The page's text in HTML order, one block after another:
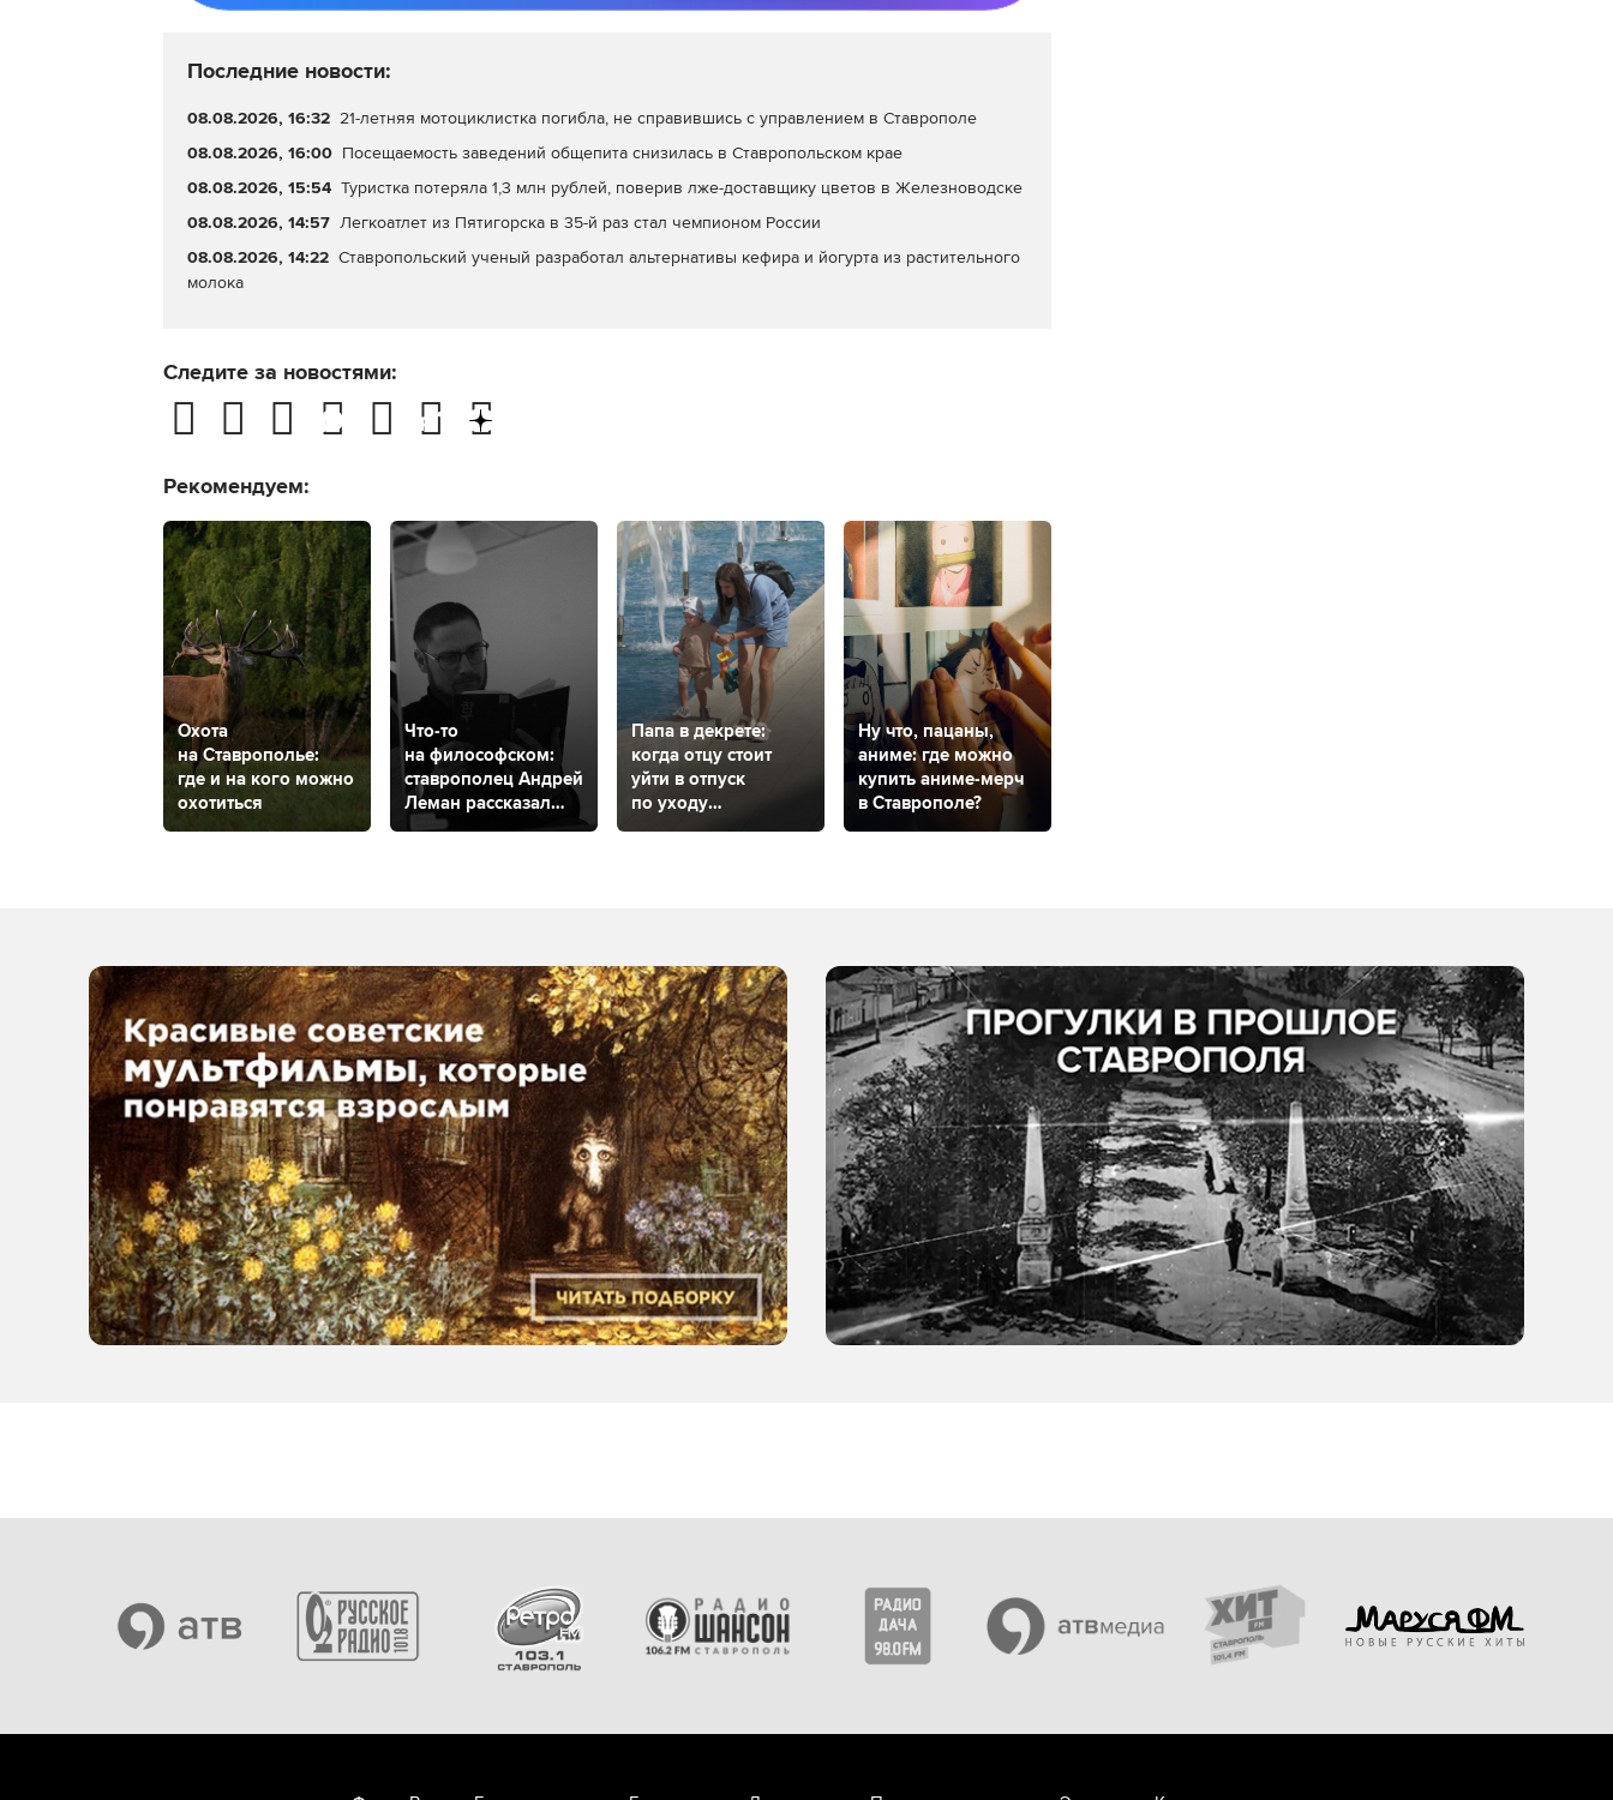
Последние новости:
08.08.2026, 16:32 21-летняя мотоциклистка погибла, не справившись с управлением в Ставрополе
08.08.2026, 16:00 Посещаемость заведений общепита снизилась в Ставропольском крае
08.08.2026, 15:54 Туристка потеряла 1,3 млн рублей, поверив лже-доставщику цветов в Железноводске
08.08.2026, 14:57 Легкоатлет из Пятигорска в 35-й раз стал чемпионом России
08.08.2026, 14:22 Ставропольский ученый разработал альтернативы кефира и йогурта из растительного
молока
Следите за новостями:
Рекомендуем:
Охота
на Ставрополье:
где и на кого можно
охотиться
Что-то
на философском:
ставрополец Андрей
Леман рассказал
о своем
Папа в декрете:
когда отцу стоит
уйти в отпуск
по уходу
за ребенком
Ну что, пацаны,
аниме: где можно
купить аниме-мерч
в Ставрополе?